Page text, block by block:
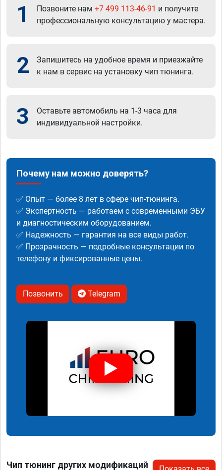
1 Позвоните нам +7 499 113-46-91 и получите
профессиональную консультацию у мастера.
2
Запишитесь на удобное время и приезжайте
к нам в сервис на установку чип тюнинга.
3
Оставьте автомобиль на 1-3 часа для
индивидуальной настройки.
Почему нам можно доверять?
✅ Опыт — более 8 лет в сфере чип-тюнинга.
✅ Экспертность — работаем с современными ЭБУ
и диагностическим оборудованием.
✅ Надежность — гарантия на все виды работ.
✅ Прозрачность — подробные консультации по
телефону и фиксированные цены.
Позвонить Telegram
Чип тюнинг других модификаций